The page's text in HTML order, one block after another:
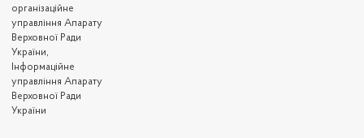
організаційне
управління Апарату
Верховної Ради
України,
Інформаційне
управління Апарату
Верховної Ради
України